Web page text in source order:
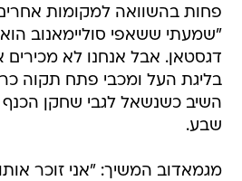
פחות בהשוואה למקומות
"שמעתי ששאפי סוליימאנוב
דגסטאן. אבל אנחנו לא
בליגת העל ומכבי פתח תקוה
השיב כשנשאל לגבי שחקן
שבע.
מגמאדוב המשיך: "אני זוכר